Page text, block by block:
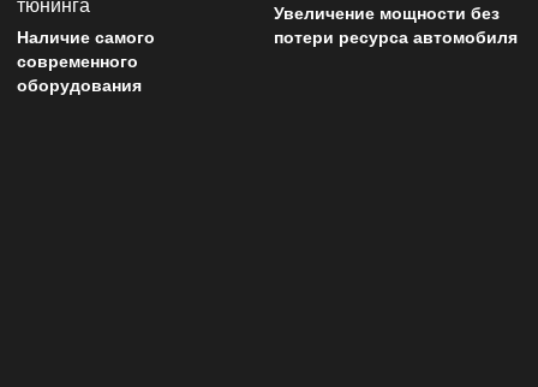
Наличие самого
современного
оборудования
Увеличение мощности без
потери ресурса автомобиля